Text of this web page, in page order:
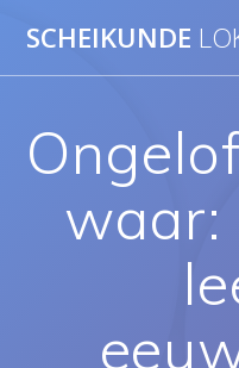
SCHEIKUNDE
waar: